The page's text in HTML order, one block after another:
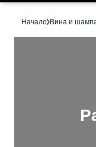
Начало Вина и